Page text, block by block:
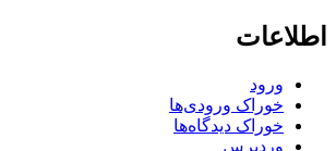
اطلاعات
ورود
خوراک ورودی‌ها
خوراک دیدگاه‌ها
وردپرس